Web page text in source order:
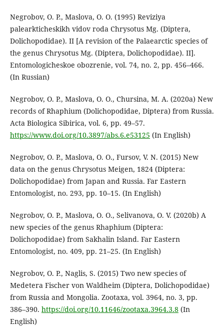
Negrobov, O. P., Maslova, O. O. (1995) Reviziya
palearkticheskikh vidov roda Chrysotus Mg. (Diptera,
Dolichopodidae). II [A revision of the Palaearctic species of
the genus Chrysotus Mg. (Diptera, Dolichopodidae). II].
Entomologicheskoe obozrenie, vol. 74, no. 2, pp. 456–466.
(In Russian)
Negrobov, O. P., Maslova, O. O., Chursina, M. A. (2020a) New
records of Rhaphium (Dolichopodidae, Diptera) from Russia.
Acta Biologica Sibirica, vol. 6, pp. 49–57.
https://www.doi.org/10.3897/abs.6.e53125 (In English)
Negrobov, O. P., Maslova, O. O., Fursov, V. N. (2015) New
data on the genus Chrysotus Meigen, 1824 (Diptera:
Dolichopodidae) from Japan and Russia. Far Eastern
Entomologist, no. 293, pp. 10–15. (In English)
Negrobov, O. P., Maslova, O. O., Selivanova, O. V. (2020b) A
new species of the genus Rhaphium (Diptera:
Dolichopodidae) from Sakhalin Island. Far Eastern
Entomologist, no. 409, pp. 21–25. (In English)
Negrobov, O. P., Naglis, S. (2015) Two new species of
Medetera Fischer von Waldheim (Diptera, Dolichopodidae)
from Russia and Mongolia. Zootaxa, vol. 3964, no. 3, pp.
386–390. https://doi.org/10.11646/zootaxa.3964.3.8(In
English)